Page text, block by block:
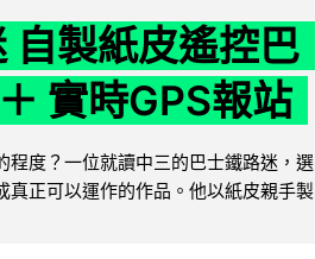
自製紙皮遙控巴
實時GPS報站
度？一位就讀中三的巴士鐵路迷，選
正可以運作的作品。他以紙皮親手製